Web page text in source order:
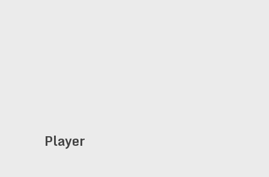
Player